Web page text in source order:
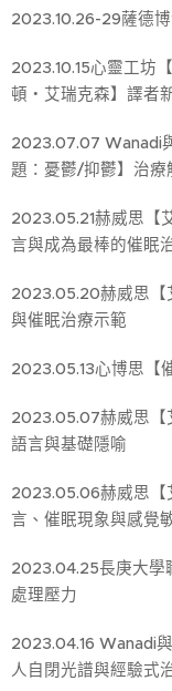
2023.10.26-29薩德
2023.10.15心靈工坊
頓・艾瑞克森】譯者
2023.07.07 Wanadi
題：憂鬱/抑鬱】治療
2023.05.21赫威思【
言與成為最棒的催眠
2023.05.20赫威思【
與催眠治療示範
2023.05.13心博思【
2023.05.07赫威思【
語言與基礎隱喻
2023.05.06赫威思【
言、催眠現象與感覺
2023.04.25長庚大學
處理壓力
2023.04.16 Wanadi
人自閉光譜與經驗式